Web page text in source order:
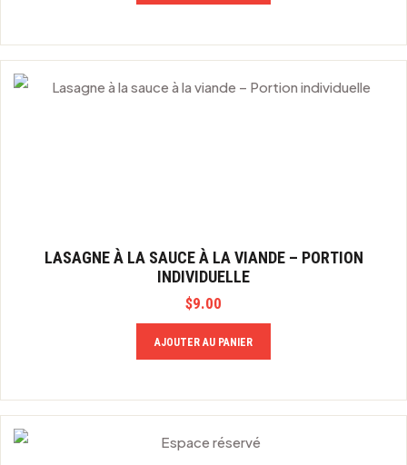
LASAGNE À LA SAUCE À LA VIANDE – PORTION
INDIVIDUELLE
$9.00
AJOUTER AU PANIER